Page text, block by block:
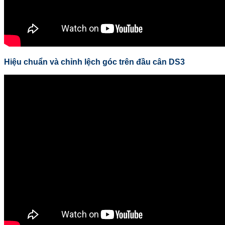
Hiệu chuẩn và chỉnh lệch góc trên đầu cân DS3